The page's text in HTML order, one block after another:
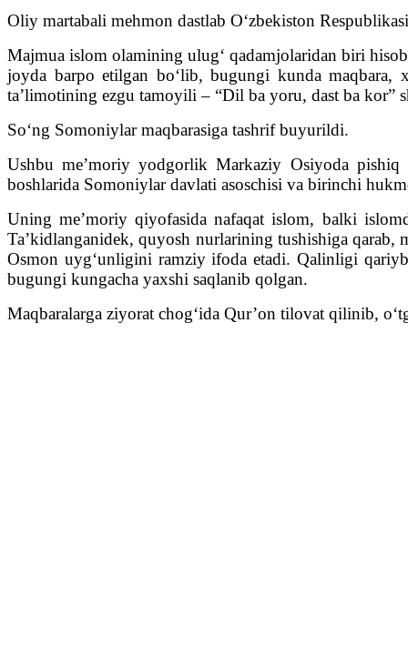
Oliy martabali mehmon dastlab Oʻzbekiston
Majmua islom olamining ulugʻ qadamjolaridan biri
joyda barpo etilgan boʻlib, bugungi kunda maqbara,
taʼlimotining ezgu tamoyili – “Dil ba yoru, dast ba kor”
Soʻng Somoniylar maqbarasiga tashrif buyurildi.
Ushbu meʼmoriy yodgorlik Markaziy Osiyoda
boshlarida Somoniylar davlati asoschisi va birinchi
Uning meʼmoriy qiyofasida nafaqat islom, balki
Taʼkidlanganidek, quyosh nurlarining tushishiga
Osmon uygʻunligini ramziy ifoda etadi. Qalinligi
bugungi kungacha yaxshi saqlanib qolgan.
Maqbaralarga ziyorat chog‘ida Qur’on tilovat qilinib,